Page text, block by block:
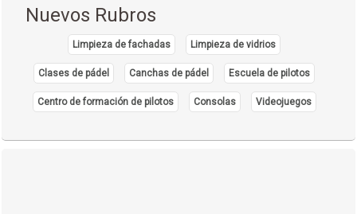
Nuevos Rubros
Limpieza de fachadas Limpieza de vidrios
Clases de pádel Canchas de pádel Escuela de pilotos
Centro de formación de pilotos Consolas Videojuegos